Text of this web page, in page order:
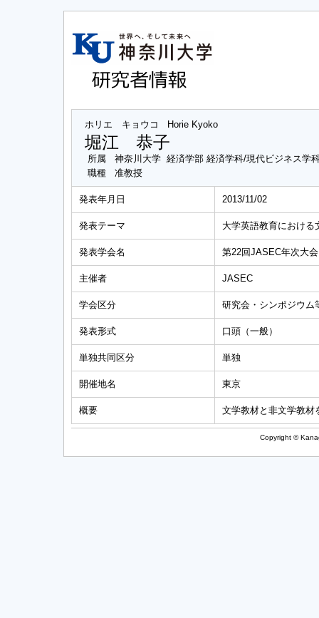
ホリエ キョウコ Horie Kyoko
堀江 恭子
所属
神奈川大学 経済学部 経済学科/現代ビジネス学
職種
准教授
発表年月日 2013/11/02
発表テーマ 大学英語教育における
発表学会名 第22回JASEC年次大会
主催者 JASEC
学会区分 研究会・シンポジウム
発表形式 口頭（一般）
単独共同区分 単独
開催地名 東京
概要 文学教材と非文学教材
Copyright ©